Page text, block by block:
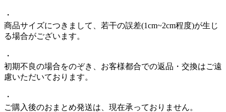
・
商品サイズにつきまして、若干の誤差(1cm~2cm程度)が生じ
る場合がございます。
・
初期不良の場合をのぞき、お客様都合での返品・交換はご遠
慮いただいております。
・
ご購入後のおまとめ発送は、現在承っておりません。